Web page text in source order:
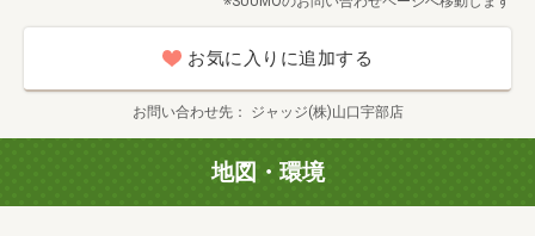
◇収入が２００万円台の方
◇既存のローンがある方(カーローン、フリーローン、その
平日のお仕事帰りの30分や遅いお時間でも、お気軽にご連
お気に入りに追加する
お問い合わせ先 ジャッジ(株)山口宇部店
地図・環境